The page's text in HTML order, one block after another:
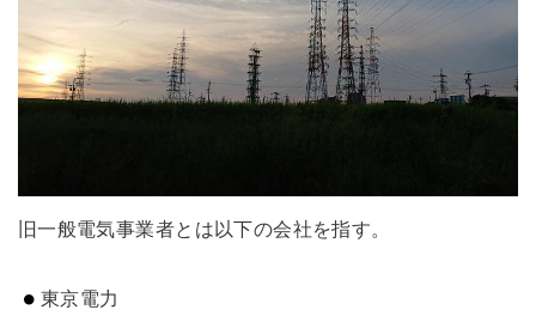
旧一般電気事業者とは以下の会社を指す。
東京電力